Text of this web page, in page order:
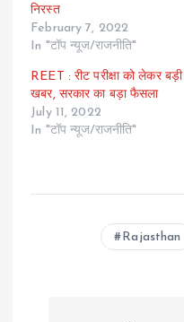
निरस्त
February 7, 2022
In "टॉप न्यूज/राजनीति"
REET : रीट परीक्षा को लेकर बड़ी
खबर, सरकार का बड़ा फैसला
July 11, 2022
In "टॉप न्यूज/राजनीति"
Rajasthan